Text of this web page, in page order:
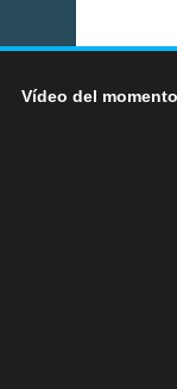
Vídeo del